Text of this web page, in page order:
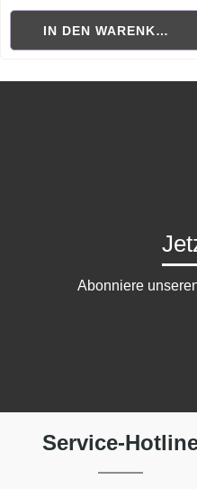
IN DEN WARENKORB
Abonniere
Service-